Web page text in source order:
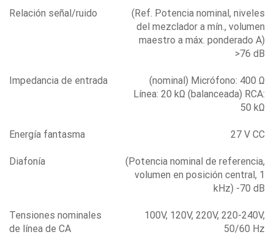
Relación señal/ruido
(Ref. Potencia nominal, niveles
del mezclador a mín., volumen
maestro a máx. ponderado A)
>76 dB
Impedancia de entrada
(nominal) Micrófono: 400 Ω
Línea: 20 kΩ (balanceada) RCA:
50 kΩ
Energía fantasma 27 V CC
Diafonía
(Potencia nominal de referencia,
volumen en posición central, 1
kHz) -70 dB
Tensiones nominales
de línea de CA
100V, 120V, 220V, 220-240V,
50/60 Hz